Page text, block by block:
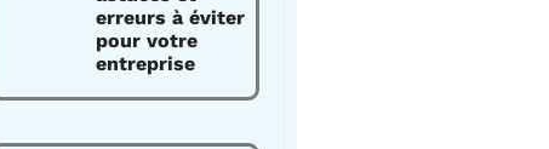
erreurs à éviter
pour votre
entreprise